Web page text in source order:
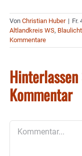
Von Christian Huber | Fr.
Altlandkreis WS,
Kommentare
Kommentar